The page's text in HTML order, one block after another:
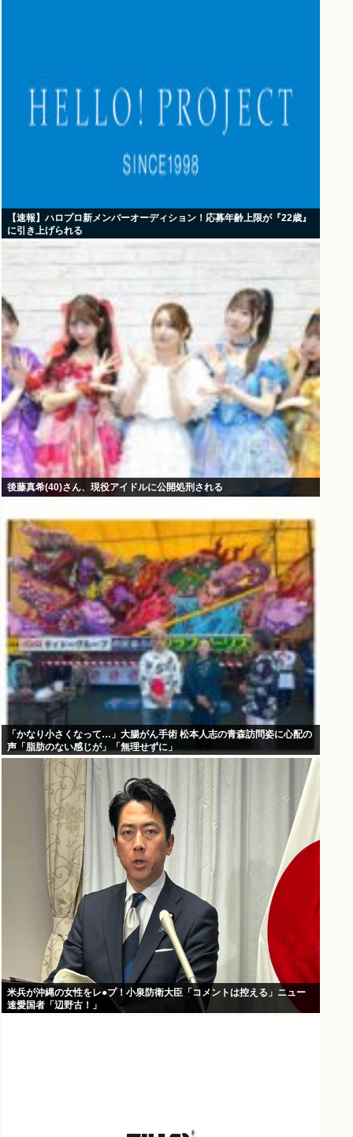
【速報】ハロプロ新メンバーオーディション！応募年齢上限が『22歳』
に引き上げられる
後藤真希(40)さん、現役アイドルに公開処刑される
「かなり小さくなって…」大腸がん手術 松本人志の青森訪問姿に心配の
声「脂肪のない感じが」「無理せずに」
米兵が沖縄の女性をレ●プ！小泉防衛大臣「コメントは控える」ニュー
速愛国者「辺野古！」